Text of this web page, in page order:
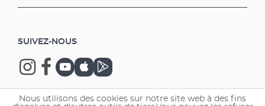
SUIVEZ-NOUS
Nous utilisons des cookies sur notre site web à des fins